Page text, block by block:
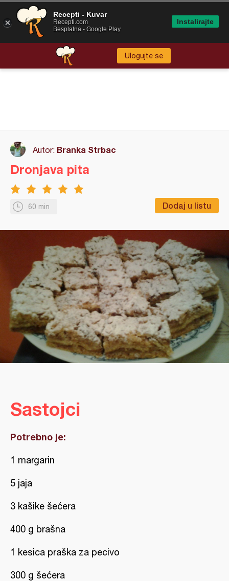
Ulogujte se
Autor: Branka Strbac
60 min Dodaj u listu
Dronjava pita
Sastojci
Potrebno je:
1 margarin
5 jaja
3 kašike šećera
400 g brašna
1 kesica praška za pecivo
300 g šećera
Recepti - Kuvar
Recepti.com
Besplatna - Google Play
Instalirajte